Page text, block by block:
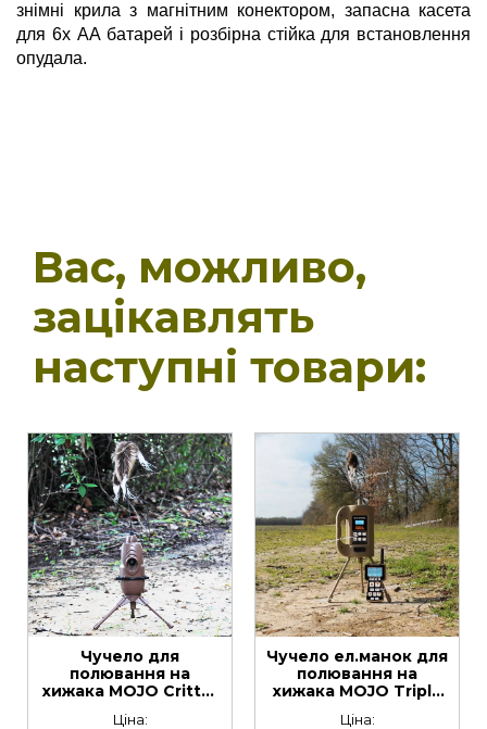
знімні крила з магнітним конектором, запасна касета
для 6х АА батарей і розбірна стійка для встановлення
опудала.
Вас, можливо,
зацікавлять
наступні товари:
Чучело для
полювання на
хижака МOJO Critter
Ціна:
Чучело ел.манок для
полювання на
хижака MOJO Triple
Ціна: